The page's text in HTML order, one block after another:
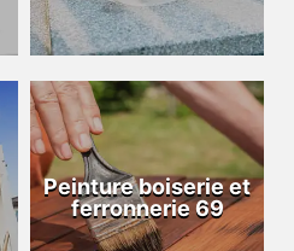
Peinture boiserie et
ferronnerie 69